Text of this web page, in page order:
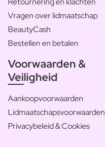
Vragen over lidmaatschap
BeautyCash
Bestellen en betalen
Voorwaarden &
Veiligheid
Aankoopvoorwaarden
Lidmaatschapsvoorwaarden
Privacybeleid & Cookies